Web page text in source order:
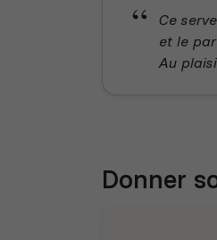
Ce
et le
Au
Donner